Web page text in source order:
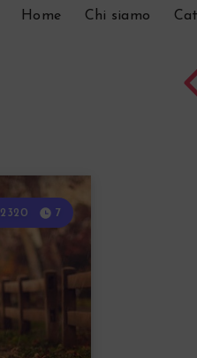
Home Chi siamo
2320 7